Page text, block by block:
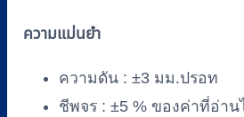
ความแม่นยำ
ความดัน : ±3 มม.ปรอท
ชีพจร : ±5 % ของค่าที่อ่าน